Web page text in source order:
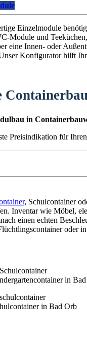
Einzelmodule
Module und
eine Innen- oder
Konfigurator hilft
in
Preisindikation für
, Schulcontainer
Inventar wie Möbel,
einen echten
oder
in
in Bad Orb